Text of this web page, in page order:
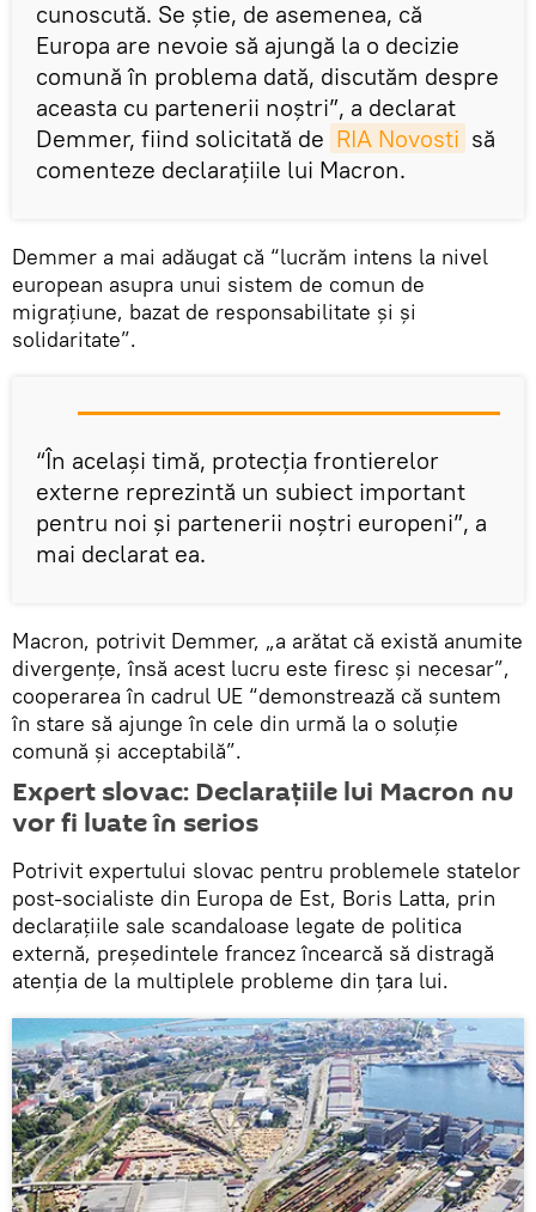
cunoscută. Se știe, de asemenea, că
Europa are nevoie să ajungă la o decizie
comună în problema dată, discutăm despre
aceasta cu partenerii noștri”, a declarat
Demmer, fiind solicitată de RIA Novosti să
comenteze declarațiile lui Macron.
Demmer a mai adăugat că “lucrăm intens la nivel
european asupra unui sistem de comun de
migrațiune, bazat de responsabilitate și și
solidaritate”.
“În același timă, protecția frontierelor
externe reprezintă un subiect important
pentru noi și partenerii noștri europeni”, a
mai declarat ea.
Macron, potrivit Demmer, „a arătat că există anumite
divergențe, însă acest lucru este firesc și necesar”,
cooperarea în cadrul UE “demonstrează că suntem
în stare să ajunge în cele din urmă la o soluție
comună și acceptabilă”.
Expert slovac: Declarațiile lui Macron nu
vor fi luate în serios
Potrivit expertului slovac pentru problemele statelor
post-socialiste din Europa de Est, Boris Latta, prin
declarațiile sale scandaloase legate de politica
externă, președintele francez încearcă să distragă
atenția de la multiplele probleme din țara lui.